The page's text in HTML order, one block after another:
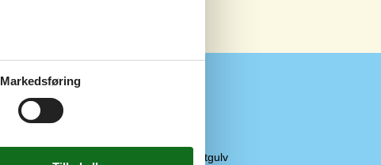
4 x Træ-/parketgulv
Markedsføring